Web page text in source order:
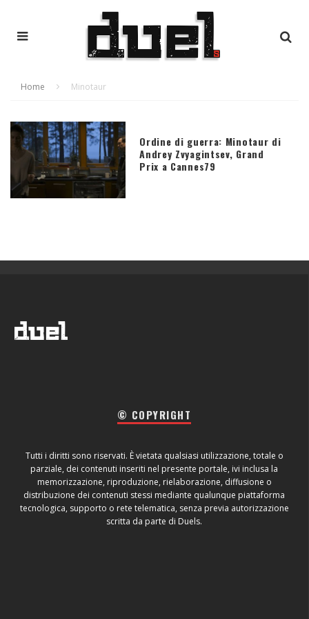
Home Minotaur
Ordine di guerra: Minotaur di
Andrey Zvyagintsev, Grand
Prix a Cannes79
© COPYRIGHT
Tutti i diritti sono riservati. È vietata qualsiasi utilizzazione, totale o
parziale, dei contenuti inseriti nel presente portale, ivi inclusa la
memorizzazione, riproduzione, rielaborazione, diffusione o
distribuzione dei contenuti stessi mediante qualunque piattaforma
tecnologica, supporto o rete telematica, senza previa autorizzazione
scritta da parte di Duels.